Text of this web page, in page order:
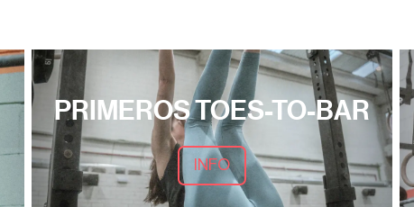
PRIMEROS TOES-TO-BAR
INFO